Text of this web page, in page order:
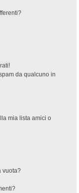
da qualcuno in
mia lista amici o
vuota?